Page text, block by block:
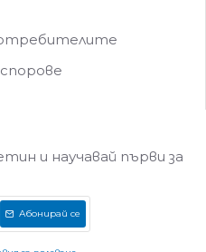
и научавай първи за
Абонирай се